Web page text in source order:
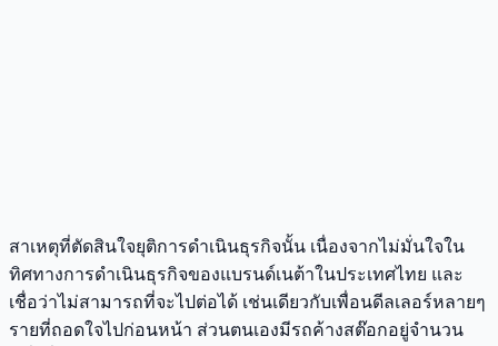
สาเหตุที่ตัดสินใจยุติการดำเนินธุรกิจนั้น เนื่องจากไม่มั่นใจใน
ทิศทางการดำเนินธุรกิจของแบรนด์เนต้าในประเทศไทย และ
เชื่อว่าไม่สามารถที่จะไปต่อได้ เช่นเดียวกับเพื่อนดีลเลอร์หลายๆ
รายที่ถอดใจไปก่อนหน้า ส่วนตนเองมีรถค้างสต๊อกอยู่จำนวน